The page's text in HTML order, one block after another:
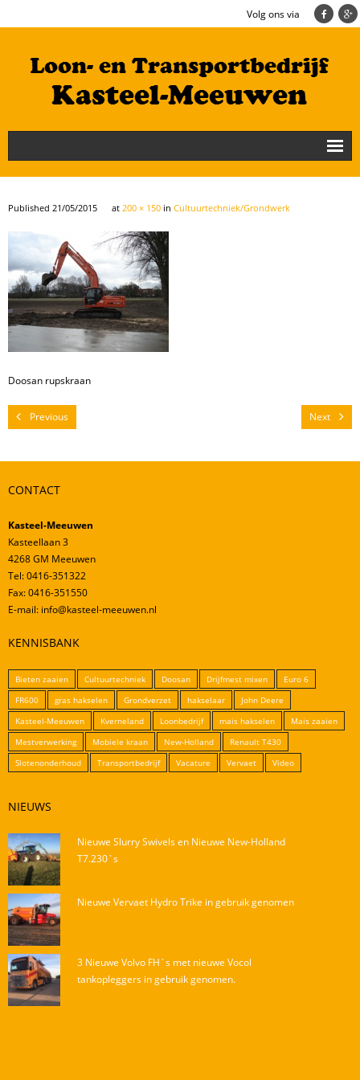
Volg ons via
Nieuws
Loonbedrijf
Transportbedrijf
Cultuurtechniek/Grondwerk
Geschiedenis
Te koop
Published 21/05/2015 at 200 × 150 in Cultuurtechniek/Grondwerk
Doosan rupskraan
Previous Next
CONTACT
Kasteel-Meeuwen
Kasteellaan 3
4268 GM Meeuwen
Tel: 0416-351322
Fax: 0416-351550
E-mail: info@kasteel-meeuwen.nl
KENNISBANK
Bieten zaaien Cultuurtechniek Doosan Drijfmest mixen
Euro 6
FR600
gras hakselen Grondverzet hakselaar
John Deere
Kasteel-Meeuwen
Kverneland Loonbedrijf mais hakselen
Mais zaaien
Mestverwerking
Mobiele kraan New-Holland
Renault T430
Slotenonderhoud
Transportbedrijf Vacature Vervaet Video
NIEUWS
Nieuwe Slurry Swivels en Nieuwe New-Holland
T7.230`s
Nieuwe Vervaet Hydro Trike in gebruik genomen
3 Nieuwe Volvo FH`s met nieuwe Vocol
tankopleggers in gebruik genomen.